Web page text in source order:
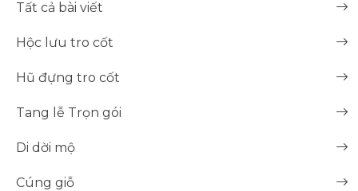
Tất cả bài viết
Hộc lưu tro cốt
Hũ đựng tro cốt
Tang lễ Trọn gói
Di dời mộ
Cúng giỗ